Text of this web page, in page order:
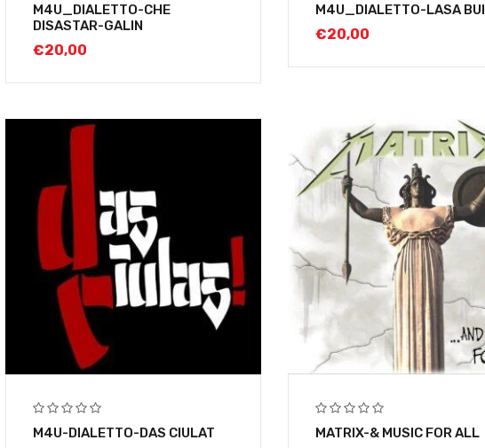
M4U_DIALETTO-CHE
DISASTAR-GALIN
€20,00
M4U_DIALETTO-LASA BUI
€20,00
M4U-DIALETTO-DAS CIULAT MATRIX-& MUSIC FOR ALL